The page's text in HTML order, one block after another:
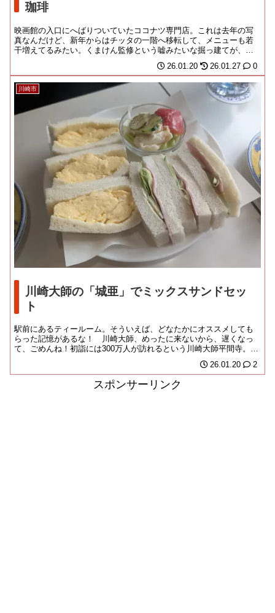
珈琲
映画館の入口にへばりついていたココナツ専門店。これは去年の写
真なんだけど、新年からはチッタの一階へ移転して、メニューも若
干増えてるみたい。くまけん監修という嘘みたいな掘っ建てが、ど
26.01.20 26.01.27 0
川崎市
川崎大師の「城亜」でミックスサンドセッ
ト
駅前にあるティールーム。そういえば、どなたかにオススメしても
らった記憶があるな！ 川崎大師、めったに来ないから、遅くなっ
て、ごめんね！初詣には300万人が訪れるという川崎大師平間寺。こ
26.01.20 2
スポンサーリンク